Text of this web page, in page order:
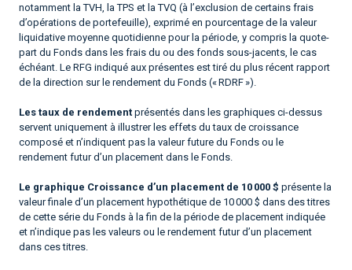
notamment la TVH, la TPS et la TVQ (à l’exclusion de certains frais
d’opérations de portefeuille), exprimé en pourcentage de la valeur
liquidative moyenne quotidienne pour la période, y compris la quote-
part du Fonds dans les frais du ou des fonds sous-jacents, le cas
échéant. Le RFG indiqué aux présentes est tiré du plus récent rapport
de la direction sur le rendement du Fonds (« RDRF »).
Les taux de rendement présentés dans les graphiques ci-dessus
servent uniquement à illustrer les effets du taux de croissance
composé et n’indiquent pas la valeur future du Fonds ou le
rendement futur d’un placement dans le Fonds.
Le graphique Croissance d’un placement de 10 000 $ présente la
valeur finale d’un placement hypothétique de 10 000 $ dans des titres
de cette série du Fonds à la fin de la période de placement indiquée
et n’indique pas les valeurs ou le rendement futur d’un placement
dans ces titres.